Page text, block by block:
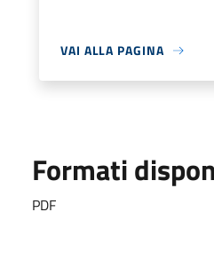
VAI ALLA PAGINA
Formati
PDF